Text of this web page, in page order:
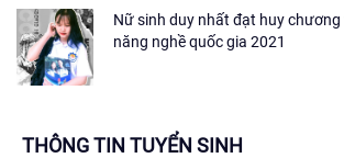
Nữ sinh duy nhất đạt huy
năng nghề quốc gia 2021
THÔNG TIN TUYỂN SINH